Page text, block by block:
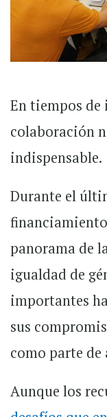
En tiempos
colaboración
indispensable.
Durante el
panorama de
igualdad de
importantes
sus
como parte de
Aunque los